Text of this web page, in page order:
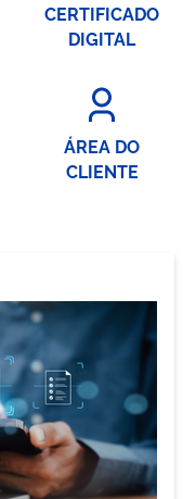
CERTIFICADO
DIGITAL
ÁREA DO
CLIENTE